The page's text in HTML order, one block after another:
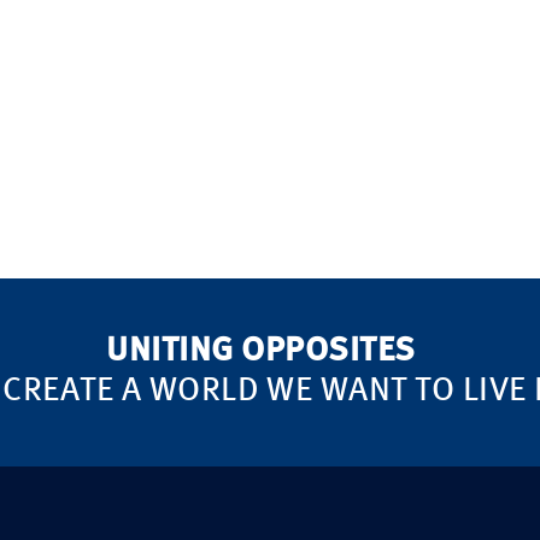
UNITING OPPOSITES
A WORLD WE WANT TO LIVE